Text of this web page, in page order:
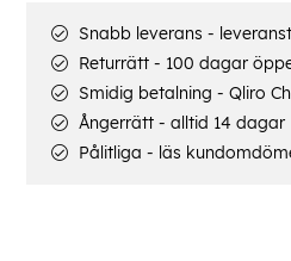
Snabb leverans -
Returrätt - 100 dagar
Smidig betalning - Qliro
Ångerrätt - alltid 14 dagar
Pålitliga - läs